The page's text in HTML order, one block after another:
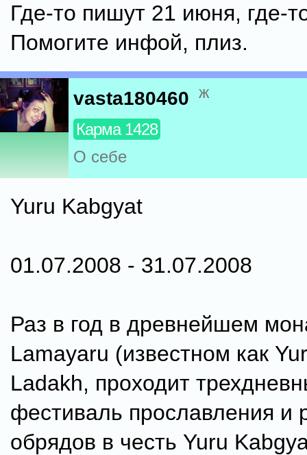
Где-то пишут 21 июня, где-
Помогите инфой, плиз.
vasta180460 ж
Карма 1428
О себе
Yuru Kabgyat
01.07.2008 - 31.07.2008
Раз в год в древнейшем
Lamayaru (известном как
Ladakh, проходит
фестиваль прославления и
обрядов в честь Yuru